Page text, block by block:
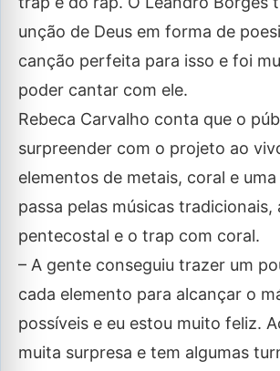
unção de Deus em forma de
canção perfeita para isso e foi
poder cantar com ele.
Rebeca Carvalho conta que o
surpreender com o projeto ao
elementos de metais, coral e
passa pelas músicas tradicionais,
pentecostal e o trap com coral.
– A gente conseguiu trazer um
cada elemento para alcançar o
possíveis e eu estou muito feliz.
muita surpresa e tem algumas